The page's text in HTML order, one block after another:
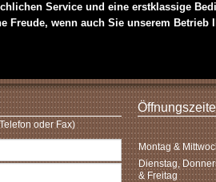
Service und eine erstklassige
Freude, wenn auch Sie unserem Betrieb
oder Fax)
Montag &
Dienstag,
& Freitag